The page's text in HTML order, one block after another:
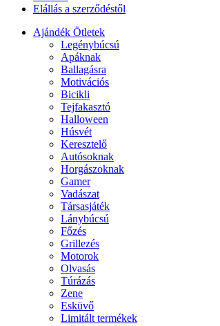
Elállás a szerződéstől
Ajándék Ötletek
Legénybúcsú
Apáknak
Ballagásra
Motivációs
Bicikli
Tejfakasztó
Halloween
Húsvét
Keresztelő
Autósoknak
Horgászoknak
Gamer
Vadászat
Társasjáték
Lánybúcsú
Főzés
Grillezés
Motorok
Olvasás
Túrázás
Zene
Esküvő
Limitált termékek